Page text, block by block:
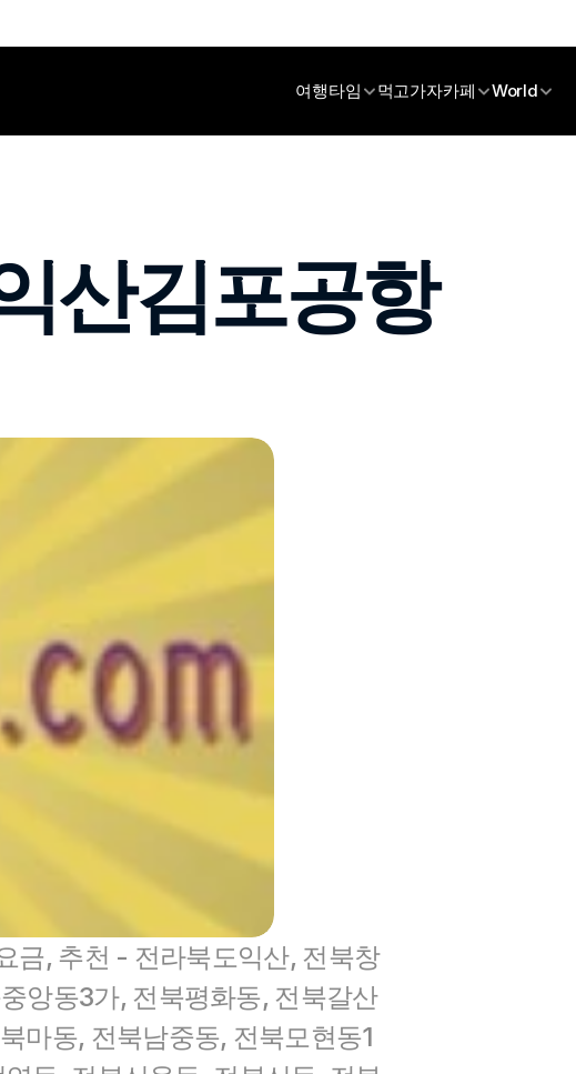
여행타임 먹고가자카페 World
산김포공항
금, 추천 - 전라북도익산, 전북창
앙동3가, 전북평화동, 전북갈산
마동, 전북남중동, 전북모현동1